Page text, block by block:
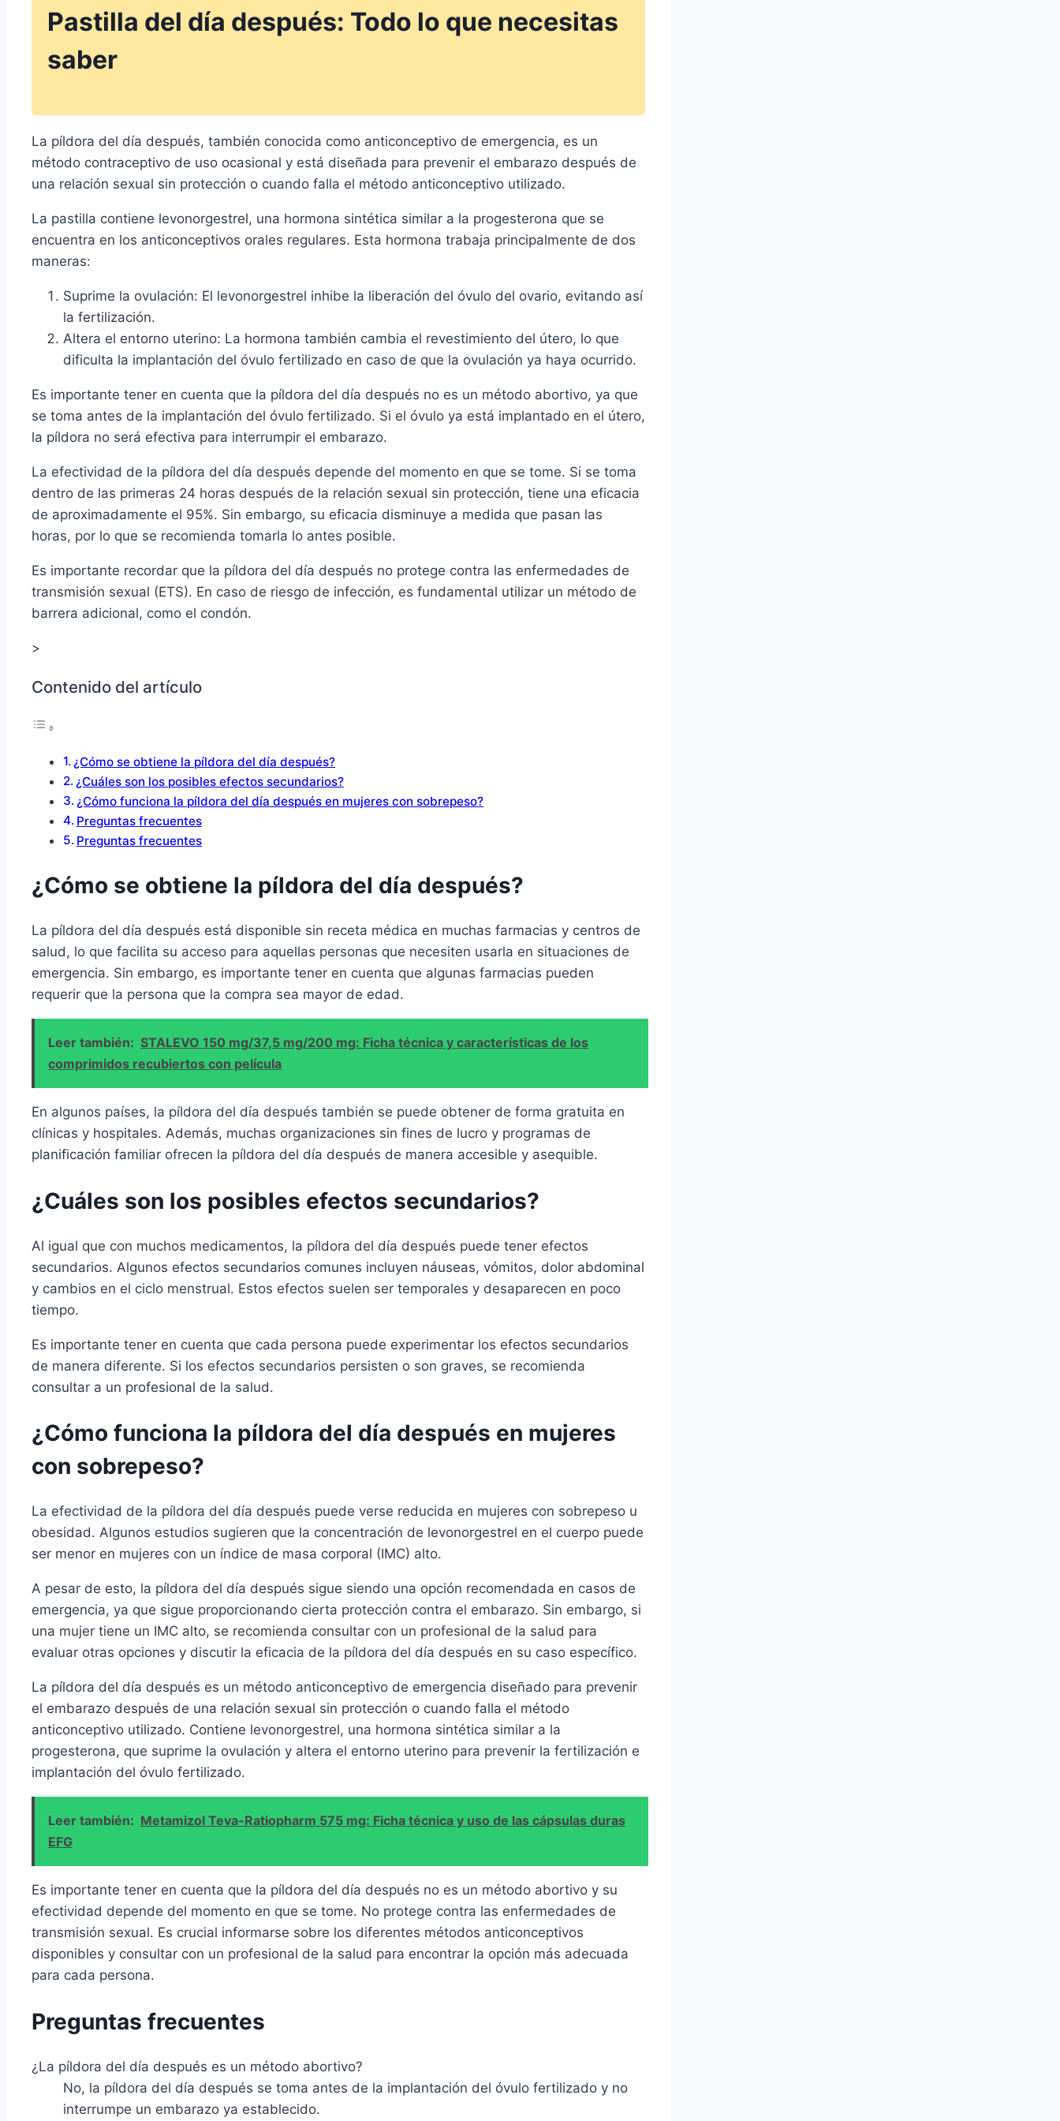
Pastilla del día después: Todo lo que necesitas
saber
La píldora del día después, también conocida como anticonceptivo de emergencia, es un
método contraceptivo de uso ocasional y está diseñada para prevenir el embarazo después de
una relación sexual sin protección o cuando falla el método anticonceptivo utilizado.
La pastilla contiene levonorgestrel, una hormona sintética similar a la progesterona que se
encuentra en los anticonceptivos orales regulares. Esta hormona trabaja principalmente de dos
maneras:
Suprime la ovulación: El levonorgestrel inhibe la liberación del óvulo del ovario, evitando así
la fertilización.
Altera el entorno uterino: La hormona también cambia el revestimiento del útero, lo que
dificulta la implantación del óvulo fertilizado en caso de que la ovulación ya haya ocurrido.
Es importante tener en cuenta que la píldora del día después no es un método abortivo, ya que
se toma antes de la implantación del óvulo fertilizado. Si el óvulo ya está implantado en el útero,
la píldora no será efectiva para interrumpir el embarazo.
La efectividad de la píldora del día después depende del momento en que se tome. Si se toma
dentro de las primeras 24 horas después de la relación sexual sin protección, tiene una eficacia
de aproximadamente el 95%. Sin embargo, su eficacia disminuye a medida que pasan las
horas, por lo que se recomienda tomarla lo antes posible.
Es importante recordar que la píldora del día después no protege contra las enfermedades de
transmisión sexual (ETS). En caso de riesgo de infección, es fundamental utilizar un método de
barrera adicional, como el condón.
>
Contenido del artículo
¿Cómo se obtiene la píldora del día después?
¿Cuáles son los posibles efectos secundarios?
¿Cómo funciona la píldora del día después en mujeres con sobrepeso?
Preguntas frecuentes
Preguntas frecuentes
¿Cómo se obtiene la píldora del día después?
La píldora del día después está disponible sin receta médica en muchas farmacias y centros de
salud, lo que facilita su acceso para aquellas personas que necesiten usarla en situaciones de
emergencia. Sin embargo, es importante tener en cuenta que algunas farmacias pueden
requerir que la persona que la compra sea mayor de edad.
Leer también: STALEVO 150 mg/37,5 mg/200 mg: Ficha técnica y características de los
comprimidos recubiertos con película
En algunos países, la píldora del día después también se puede obtener de forma gratuita en
clínicas y hospitales. Además, muchas organizaciones sin fines de lucro y programas de
planificación familiar ofrecen la píldora del día después de manera accesible y asequible.
¿Cuáles son los posibles efectos secundarios?
Al igual que con muchos medicamentos, la píldora del día después puede tener efectos
secundarios. Algunos efectos secundarios comunes incluyen náuseas, vómitos, dolor abdominal
y cambios en el ciclo menstrual. Estos efectos suelen ser temporales y desaparecen en poco
tiempo.
Es importante tener en cuenta que cada persona puede experimentar los efectos secundarios
de manera diferente. Si los efectos secundarios persisten o son graves, se recomienda
consultar a un profesional de la salud.
¿Cómo funciona la píldora del día después en mujeres
con sobrepeso?
La efectividad de la píldora del día después puede verse reducida en mujeres con sobrepeso u
obesidad. Algunos estudios sugieren que la concentración de levonorgestrel en el cuerpo puede
ser menor en mujeres con un índice de masa corporal (IMC) alto.
A pesar de esto, la píldora del día después sigue siendo una opción recomendada en casos de
emergencia, ya que sigue proporcionando cierta protección contra el embarazo. Sin embargo, si
una mujer tiene un IMC alto, se recomienda consultar con un profesional de la salud para
evaluar otras opciones y discutir la eficacia de la píldora del día después en su caso específico.
La píldora del día después es un método anticonceptivo de emergencia diseñado para prevenir
el embarazo después de una relación sexual sin protección o cuando falla el método
anticonceptivo utilizado. Contiene levonorgestrel, una hormona sintética similar a la
progesterona, que suprime la ovulación y altera el entorno uterino para prevenir la fertilización e
implantación del óvulo fertilizado.
Leer también: Metamizol Teva-Ratiopharm 575 mg: Ficha técnica y uso de las cápsulas duras
EFG
Es importante tener en cuenta que la píldora del día después no es un método abortivo y su
efectividad depende del momento en que se tome. No protege contra las enfermedades de
transmisión sexual. Es crucial informarse sobre los diferentes métodos anticonceptivos
disponibles y consultar con un profesional de la salud para encontrar la opción más adecuada
para cada persona.
Preguntas frecuentes
¿La píldora del día después es un método abortivo?
No, la píldora del día después se toma antes de la implantación del óvulo fertilizado y no
interrumpe un embarazo ya establecido.